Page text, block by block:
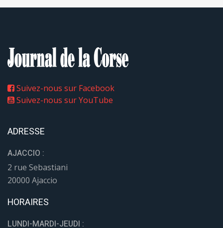
Suivez-nous sur Facebook
Suivez-nous sur YouTube
ADRESSE
AJACCIO :
2 rue Sebastiani
20000 Ajaccio
HORAIRES
LUNDI-MARDI-JEUDI :